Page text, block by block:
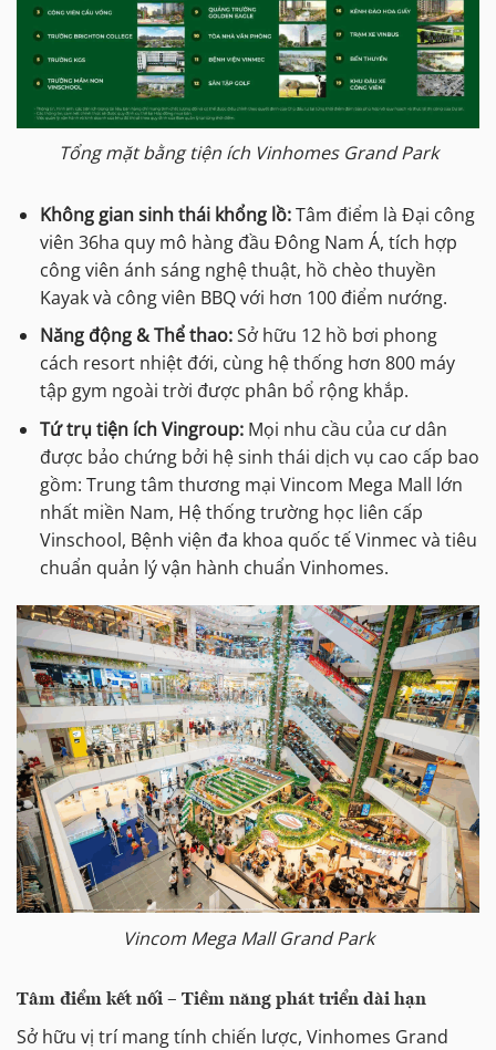
Tổng mặt bằng tiện ích Vinhomes Grand Park
Không gian sinh thái khổng lồ:Tâm điểm là Đại công
viên 36ha quy mô hàng đầu Đông Nam Á, tích hợp
công viên ánh sáng nghệ thuật, hồ chèo thuyền
Kayak và công viên BBQ với hơn 100 điểm nướng.
Năng động & Thể thao:Sở hữu 12 hồ bơi phong
cách resort nhiệt đới, cùng hệ thống hơn 800 máy
tập gym ngoài trời được phân bổ rộng khắp.
Tứ trụ tiện ích Vingroup:Mọi nhu cầu của cư dân
được bảo chứng bởi hệ sinh thái dịch vụ cao cấp bao
gồm: Trung tâm thương mại Vincom Mega Mall lớn
nhất miền Nam, Hệ thống trường học liên cấp
Vinschool, Bệnh viện đa khoa quốc tế Vinmec và tiêu
chuẩn quản lý vận hành chuẩn Vinhomes.
Vincom Mega Mall Grand Park
Tâm điểm kết nối – Tiềm năng phát triển dài hạn
Sở hữu vị trí mang tính chiến lược, Vinhomes Grand